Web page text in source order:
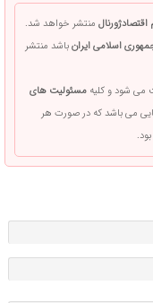
منتشر خواهد شد.
اسلامی ایرانباشد منتشر
می شود و کلیهمسئولیت های
می باشد که در صورت هر